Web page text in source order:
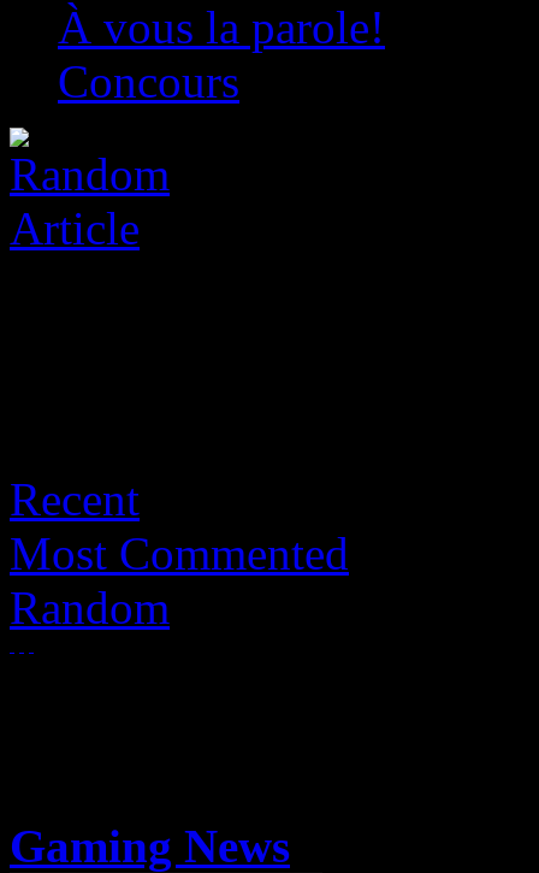
À vous la parole!
Concours
Recent
Most Commented
Random
Gaming News